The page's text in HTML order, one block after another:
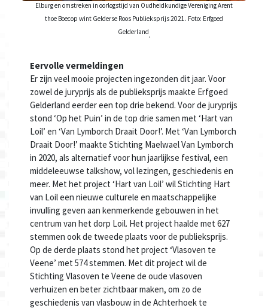
Elburg en omstreken in oorlogstijd van Oudheidkundige Vereniging Arent
thoe Boecop wint Gelderse Roos Publieksprijs 2021. Foto: Erfgoed
Gelderland.
Eervolle vermeldingen
Er zijn veel mooie projecten ingezonden dit jaar. Voor
zowel de juryprijs als de publieksprijs maakte Erfgoed
Gelderland eerder een top drie bekend. Voor de juryprijs
stond ‘Op het Puin’ in de top drie samen met ‘Hart van
Loil’ en ‘Van Lymborch Draait Door!’. Met ‘Van Lymborch
Draait Door!’ maakte Stichting Maelwael Van Lymborch
in 2020, als alternatief voor hun jaarlijkse festival, een
middeleeuwse talkshow, vol lezingen, geschiedenis en
meer. Met het project ‘Hart van Loil’ wil Stichting Hart
van Loil een nieuwe culturele en maatschappelijke
invulling geven aan kenmerkende gebouwen in het
centrum van het dorp Loil. Het project haalde met 627
stemmen ook de tweede plaats voor de publieksprijs.
Op de derde plaats stond het project ‘Vlasoven te
Veene’ met 574 stemmen. Met dit project wil de
Stichting Vlasoven te Veene de oude vlasoven
verhuizen en beter zichtbaar maken, om zo de
geschiedenis van vlasbouw in de Achterhoek te